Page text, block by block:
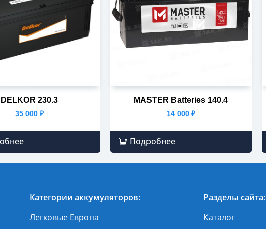
DELKOR 230.3
35 000 ₽
MASTER Batteries 140.4
14 000 ₽
Подробнее
Категории аккумуляторов:
Легковые Европа
Разделы сайта:
Каталог